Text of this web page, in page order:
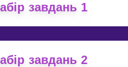
завдань 1
завдань 2